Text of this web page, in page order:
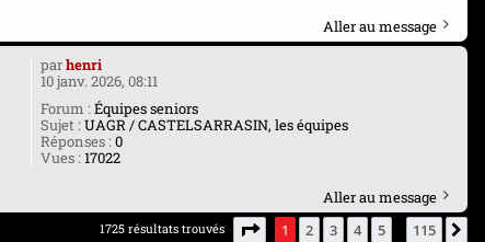
Aller au message
parhenri
10 janv. 2026, 08:11
Forum :Équipes seniors
Sujet :UAGR / CASTELSARRASIN, les équipes
Réponses :0
Vues :17022
Aller au message
1725 résultats trouvés Page sur115
1 2 3 4 5 115